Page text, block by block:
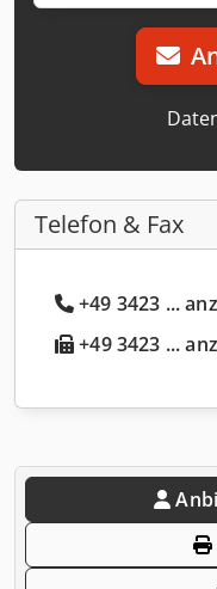
Telefon & Fax
+49 3423 ...
+49 3423 ...